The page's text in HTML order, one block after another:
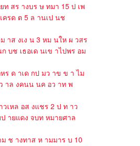
ท สร างบร ษ ทมา 15 ป เพ
ครด ต 5 ล านเป นช
าส งเง น 3 หม นให ผ วสร
บช เธอเด นเข าไปพร อม
ร ด าเด กป มว าข ข า ไม
าล งคนน นค อว าท พ
เหล อส งแชร 2 ป ท าว
ายแดง จบท หมายศาล
ม ช างทาส ห ามมาร บ 10